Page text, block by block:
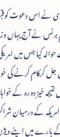
مودی نے اس دعوت
برنس نے آج یہاں
کیا جس میں
عظیم شراکت داری بنانے مل جل کرکام
خیز دورہ کے
کے درمیان
میں اپنے